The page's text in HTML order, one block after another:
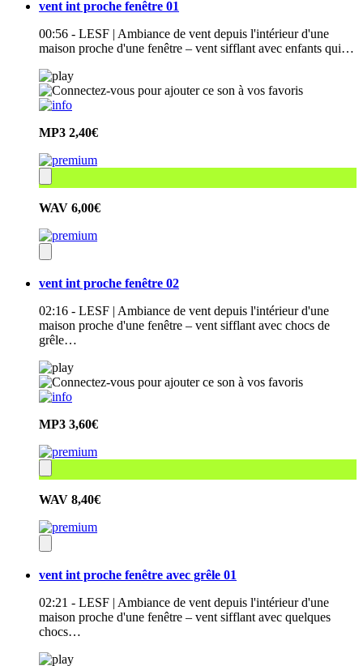
vent int proche fenêtre 01
00:56 - LESF | Ambiance de vent depuis l'intérieur d'une
maison proche d'une fenêtre – vent sifflant avec enfants qui…
MP3 2,40€
WAV 6,00€
vent int proche fenêtre 02
02:16 - LESF | Ambiance de vent depuis l'intérieur d'une
maison proche d'une fenêtre – vent sifflant avec chocs de
grêle…
MP3 3,60€
WAV 8,40€
vent int proche fenêtre avec grêle 01
02:21 - LESF | Ambiance de vent depuis l'intérieur d'une
maison proche d'une fenêtre – vent sifflant avec quelques
chocs…